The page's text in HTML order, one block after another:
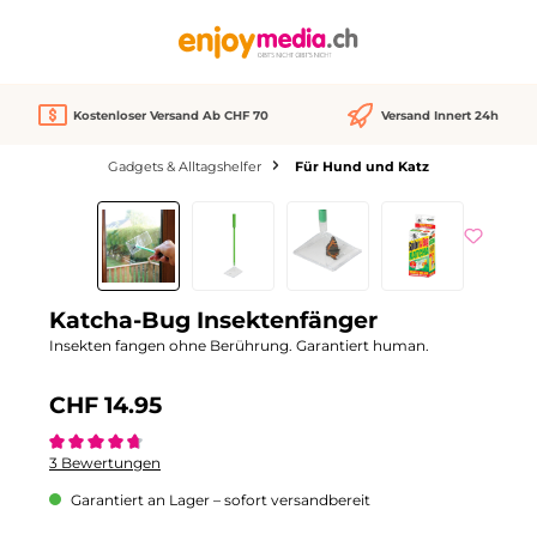
Kostenloser Versand Ab CHF 70 Versand Innert 24h
Gadgets & Alltagshelfer Für Hund und Katz
Bildergalerie überspringen
Katcha-Bug Insektenfänger
Insekten fangen ohne Berührung. Garantiert human.
CHF 14.95
Durchschnittliche Bewertung von 4.6 von 5 Sternen
3 Bewertungen
Garantiert an Lager – sofort versandbereit